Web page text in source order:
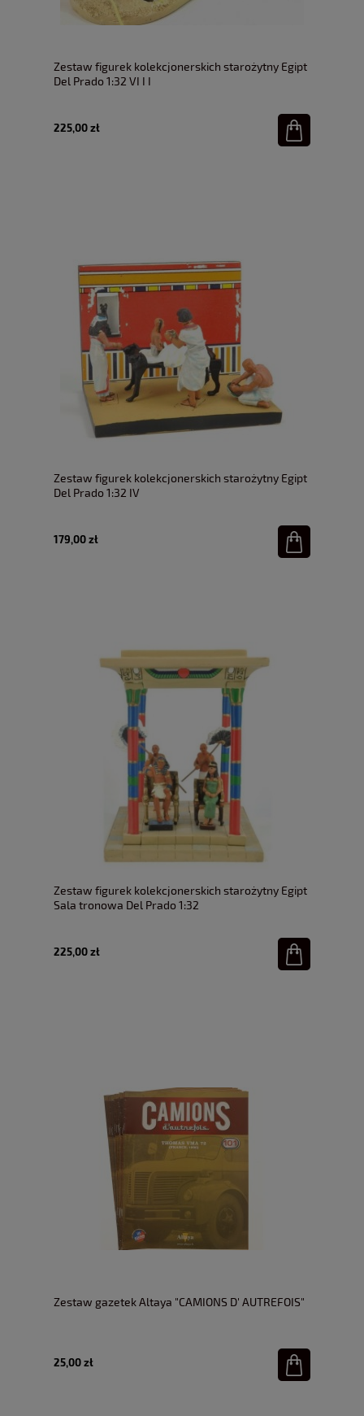
Zestaw figurek kolekcjonerskich starożytny Egipt
Del Prado 1:32 VI I I
225,00 zł
Zestaw figurek kolekcjonerskich starożytny Egipt
Del Prado 1:32 IV
179,00 zł
Zestaw figurek kolekcjonerskich starożytny Egipt
Sala tronowa Del Prado 1:32
225,00 zł
Zestaw gazetek Altaya "CAMIONS D' AUTREFOIS"
25,00 zł